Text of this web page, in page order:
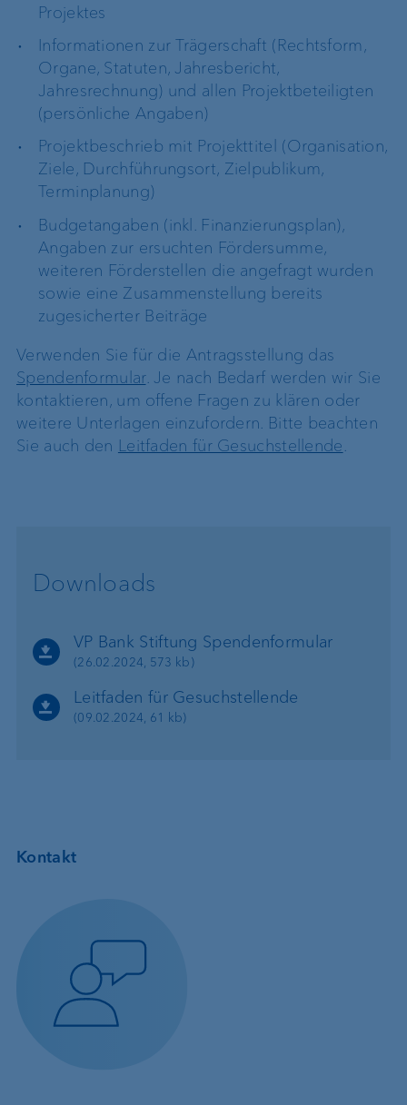
Projektes
Informationen zur Trägerschaft (Rechtsform,
Organe, Statuten, Jahresbericht,
Jahresrechnung) und allen Projektbeteiligten
(persönliche Angaben)
Projektbeschrieb mit Projekttitel (Organisation,
Ziele, Durchführungsort, Zielpublikum,
Terminplanung)
Budgetangaben (inkl. Finanzierungsplan),
Angaben zur ersuchten Fördersumme,
weiteren Förderstellen die angefragt wurden
sowie eine Zusammenstellung bereits
zugesicherter Beiträge
Verwenden Sie für die Antragsstellung das
Spendenformular. Je nach Bedarf werden wir Sie
kontaktieren, um offene Fragen zu klären oder
weitere Unterlagen einzufordern. Bitte beachten
Sie auch den Leitfaden für Gesuchstellende.
Downloads
VP Bank Stiftung Spendenformular
(26.02.2024, 573 kb)
Leitfaden für Gesuchstellende
(09.02.2024, 61 kb)
Kontakt